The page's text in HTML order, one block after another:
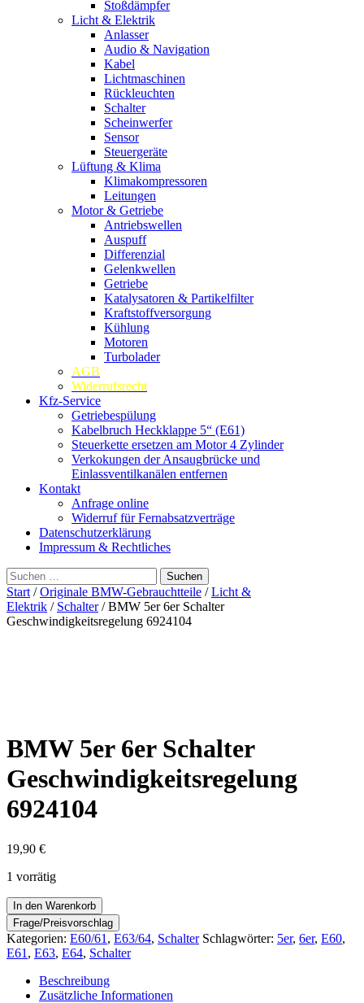
Stoßdämpfer
Licht & Elektrik
Anlasser
Audio & Navigation
Kabel
Lichtmaschinen
Rückleuchten
Schalter
Scheinwerfer
Sensor
Steuergeräte
Lüftung & Klima
Klimakompressoren
Leitungen
Motor & Getriebe
Antriebswellen
Auspuff
Differenzial
Gelenkwellen
Getriebe
Katalysatoren & Partikelfilter
Kraftstoffversorgung
Kühlung
Motoren
Turbolader
AGB
Widerrufsrecht
Kfz-Service
Getriebespülung
Kabelbruch Heckklappe 5“ (E61)
Steuerkette ersetzen am Motor 4 Zylinder
Verkokungen der Ansaugbrücke und
Einlassventilkanälen entfernen
Kontakt
Anfrage online
Widerruf für Fernabsatzverträge
Datenschutzerklärung
Impressum & Rechtliches
Suchen
nach:
Start /Originale BMW-Gebrauchtteile /Licht &
Elektrik / Schalter/ BMW 5er 6er Schalter
Geschwindigkeitsregelung 6924104
BMW 5er 6er Schalter
Geschwindigkeitsregelung
6924104
19,90 €
1 vorrätig
BMW
5er
6er
Schalter
Geschwindigkeitsregelung
6924104
Menge
In den Warenkorb
Kategorien: E60/61 , E63/64, Schalter Schlagwörter: 5er, 6er, E60,
E61 , E63, E64, Schalter
Beschreibung
Zusätzliche Informationen